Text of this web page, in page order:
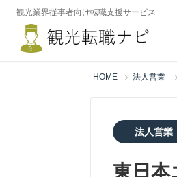
観光業界従事者向け転職支援サービス
HOME 法人営業
法人営業
東日本